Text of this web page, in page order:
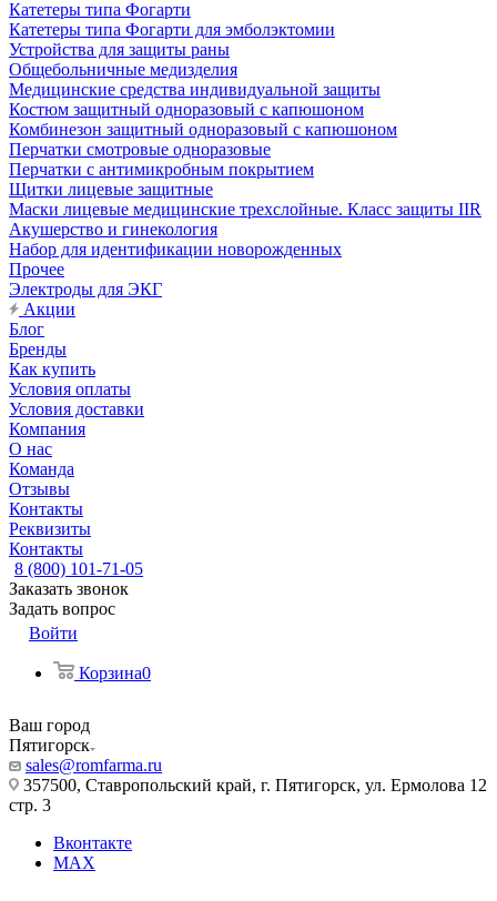
Катетеры типа Фогарти
Катетеры типа Фогарти для эмболэктомии
Устройства для защиты раны
Общебольничные медизделия
Медицинские средства индивидуальной защиты
Костюм защитный одноразовый с капюшоном
Комбинезон защитный одноразовый с капюшоном
Перчатки смотровые одноразовые
Перчатки с антимикробным покрытием
Щитки лицевые защитные
Маски лицевые медицинские трехслойные. Класс защиты IIR
Акушерство и гинекология
Набор для идентификации новорожденных
Прочее
Электроды для ЭКГ
Акции
Блог
Бренды
Как купить
Условия оплаты
Условия доставки
Компания
О нас
Команда
Отзывы
Контакты
Реквизиты
Контакты
8 (800) 101-71-05
Заказать звонок
Задать вопрос
Войти
Корзина0
Ваш город
Пятигорск
sales@romfarma.ru
357500, Ставропольский край, г. Пятигорск, ул. Ермолова 12
стр. 3
Вконтакте
MAX